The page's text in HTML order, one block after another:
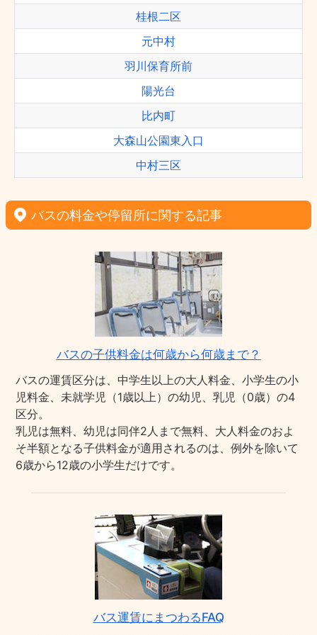
桂根二区
元中村
羽川保育所前
陽光台
比内町
大森山公園東入口
中村三区
バスの料金や停留所に関する記事
バスの子供料金は何歳から何歳まで？
バスの運賃区分は、中学生以上の大人料金、小学生の小
児料金、未就学児（1歳以上）の幼児、乳児（0歳）の4
区分。
乳児は無料、幼児は同伴2人まで無料、大人料金のおよ
そ半額となる子供料金が適用されるのは、例外を除いて
6歳から12歳の小学生だけです。
バス運賃にまつわるFAQ